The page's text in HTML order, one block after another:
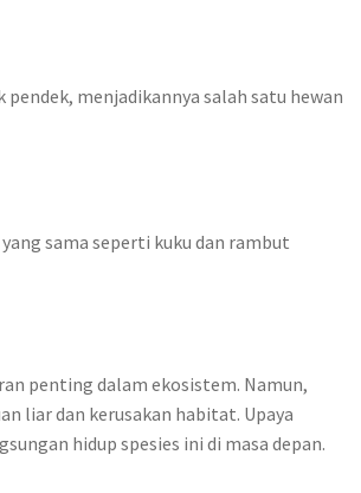
menjadikannya salah satu hewan
sama seperti kuku dan rambut
penting dalam ekosistem. Namun,
liar dan kerusakan habitat. Upaya
hidup spesies ini di masa depan.